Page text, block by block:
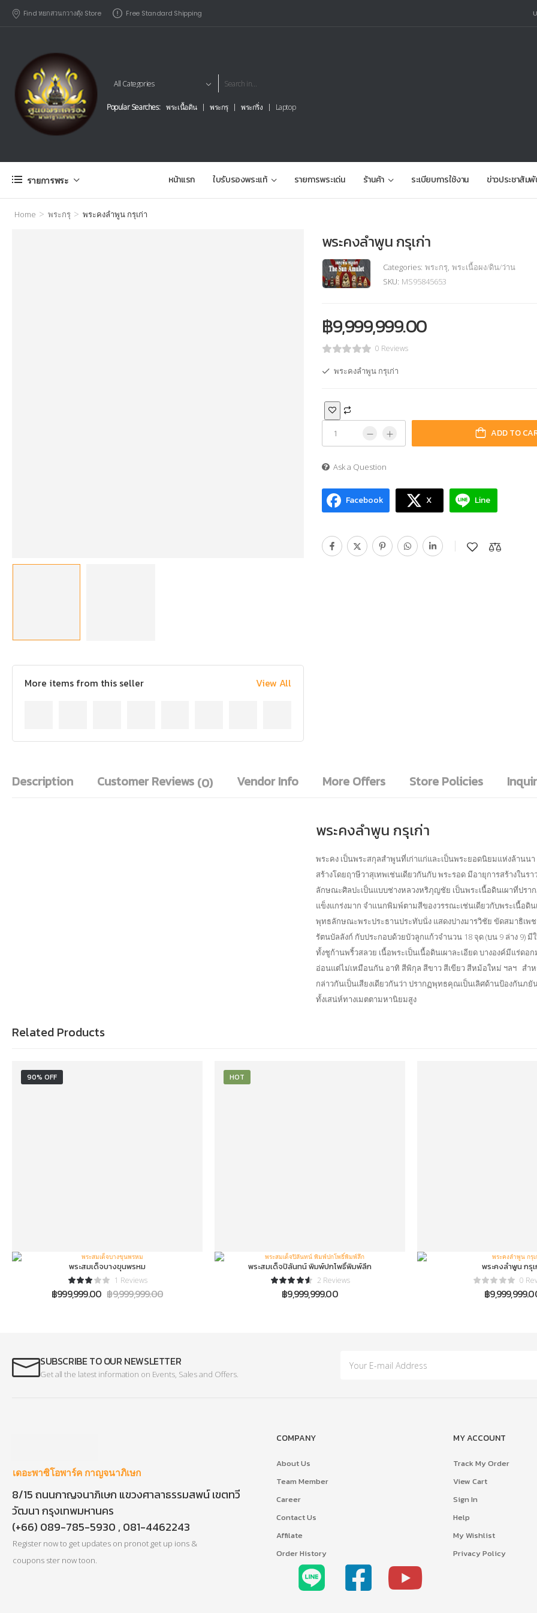
Find หยกสวนกวางตุัง Store Free Standard Shipping
Popular Searches: พระเนื้อดิน พระกรุ พระกริ่ง Laptop
รายการพระ หน้าแรก ใบรับรองพระแท้ รายการพระเด่น ร้านค้า ระเบียบการใช้งาน ข่าวประชาสัม
Home > พระกรุ > พระคงลำพูน กรุเก่า
More items from this seller View All
พระคงลำพูน กรุเก่า
Categories: พระกรุ, พระเนื้อผง/ดิน/ว่าน
SKU: MS95845653
฿9,999,999.00
0 Reviews
พระคงลำพูน กรุเก่า
ADD TO
Ask a Question
Facebook X Line
Description Customer Reviews (0) Vendor Info More Offers Store Policies
พระคงลำพูน กรุเก่า
พระคง เป็นพระสกุลสำพูนที่เก่าแก่และเป็นพระยอดนิยมแห่งล้านน
สร้างโดยฤาษีวาสุเทพเช่นเดียวกันกับ พระรอด มีอายุการสร้างในรา
ลักษณะศิลปะเป็นแบบช่างหลวงหริภุญชัย เป็นพระเนื้อดินเผาที่ปราก
แข็งแกร่งมาก จำแนกพิมพ์ตามสีของวรรณะเช่นเดียวกับพระเนื้อดิ
พุทธลักษณะพระประธานประทับนั่ง แสดงปางมารวิชัย ขัดสมาธิเพ
รัตนบัลลังก์ กับประกอบด้วยบัวลูกแก้วจำนวน 18 จุด (บน 9 ล่าง 9) มี
ทั้งชูก้านพริ้วสลวย เนื้อพระเป็นเนื้อดินเผาละเอียด บางองค์มีแร่ดอ
อ่อนแต่ไม่เหมือนกัน อาทิ สีพิกุล สีขาว สีเขียว สีหม้อใหม่ ฯลฯ สำ
กล่าวกันเป็นเสียงเดียวกันว่า ปรากฏพุทธคุณเป็นเลิศด้านป้องกันภยั
ทั้งเสน่ห์ทางเมตตามหานิยมสูง
Related Products
90% OFF
พระสมเด็จบางขุนพรหม
1 Reviews
฿999,999.00 ฿9,999,999.00
HOT
พระสมเด็จปิลันทน์ พิมพ์ปกโพธิ์พิมพ์ลึก
2 Reviews
฿9,999,999.00
พระคงลำพูน กรุเ
0
฿
SUBSCRIBE TO OUR NEWSLETTER
Get all the latest information on Events, Sales and Offers.
เดอะพาซิโอพาร์ค กาญจนาภิเษก
8/15 ถนนกาญจนาภิเษก แขวงศาลาธรรมสพน์ เขตทวี
วัฒนา กรุงเทพมหานคร
(+66) 089-785-5930 , 081-4462243
Register now to get updates on pronot get up ions &
coupons ster now toon.
COMPANY
About Us
Team Member
Career
Contact Us
Affilate
Order History
MY ACCOUNT
Track My Order
View Cart
Sign In
Help
My Wishlist
Privacy Policy